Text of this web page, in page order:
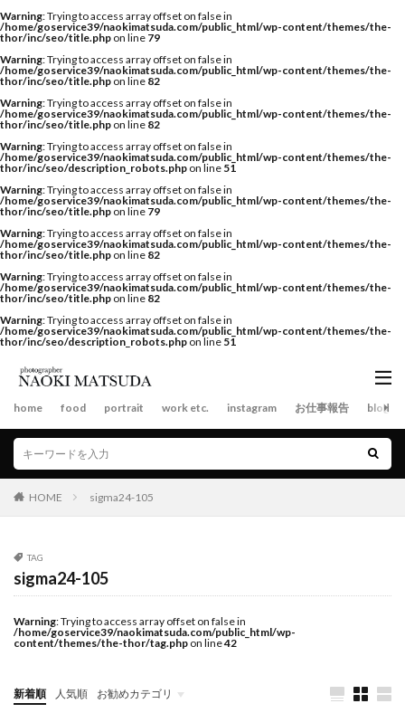
Warning: Trying to access array offset on false in
/home/goservice39/naokimatsuda.com/public_html/wp-content/themes/the-
thor/inc/seo/title.php on line 79
Warning: Trying to access array offset on false in
/home/goservice39/naokimatsuda.com/public_html/wp-content/themes/the-
thor/inc/seo/title.php on line 82
Warning: Trying to access array offset on false in
/home/goservice39/naokimatsuda.com/public_html/wp-content/themes/the-
thor/inc/seo/title.php on line 82
Warning: Trying to access array offset on false in
/home/goservice39/naokimatsuda.com/public_html/wp-content/themes/the-
thor/inc/seo/description_robots.php on line 51
Warning: Trying to access array offset on false in
/home/goservice39/naokimatsuda.com/public_html/wp-content/themes/the-
thor/inc/seo/title.php on line 79
Warning: Trying to access array offset on false in
/home/goservice39/naokimatsuda.com/public_html/wp-content/themes/the-
thor/inc/seo/title.php on line 82
Warning: Trying to access array offset on false in
/home/goservice39/naokimatsuda.com/public_html/wp-content/themes/the-
thor/inc/seo/title.php on line 82
Warning: Trying to access array offset on false in
/home/goservice39/naokimatsuda.com/public_html/wp-content/themes/the-
thor/inc/seo/description_robots.php on line 51
home food portrait work etc. instagram お仕事報告 blog
HOME sigma24-105
TAG
sigma24-105
Warning: Trying to access array offset on false in
/home/goservice39/naokimatsuda.com/public_html/wp-
content/themes/the-thor/tag.php on line42
新着順 人気順 お勧めカテゴリ